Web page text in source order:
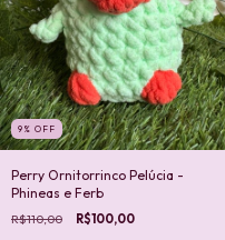
9 % OFF
Perry Ornitorrinco Pelúcia -
Phineas e Ferb
R$110,00 R$100,00